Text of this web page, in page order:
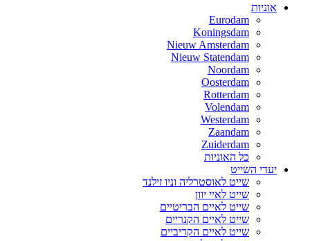
אוניות
Eurodam
Koningsdam
Nieuw Amsterdam
Nieuw Statendam
Noordam
Oosterdam
Rotterdam
Volendam
Westerdam
Zaandam
Zuiderdam
כל האוניות
יעדי השייט
שייט לאוסטרליה וניו זילנד
שייט לאיי יוון
שייט לאיים הבריטיים
שייט לאיים הקנריים
שייט לאיים הקריביים